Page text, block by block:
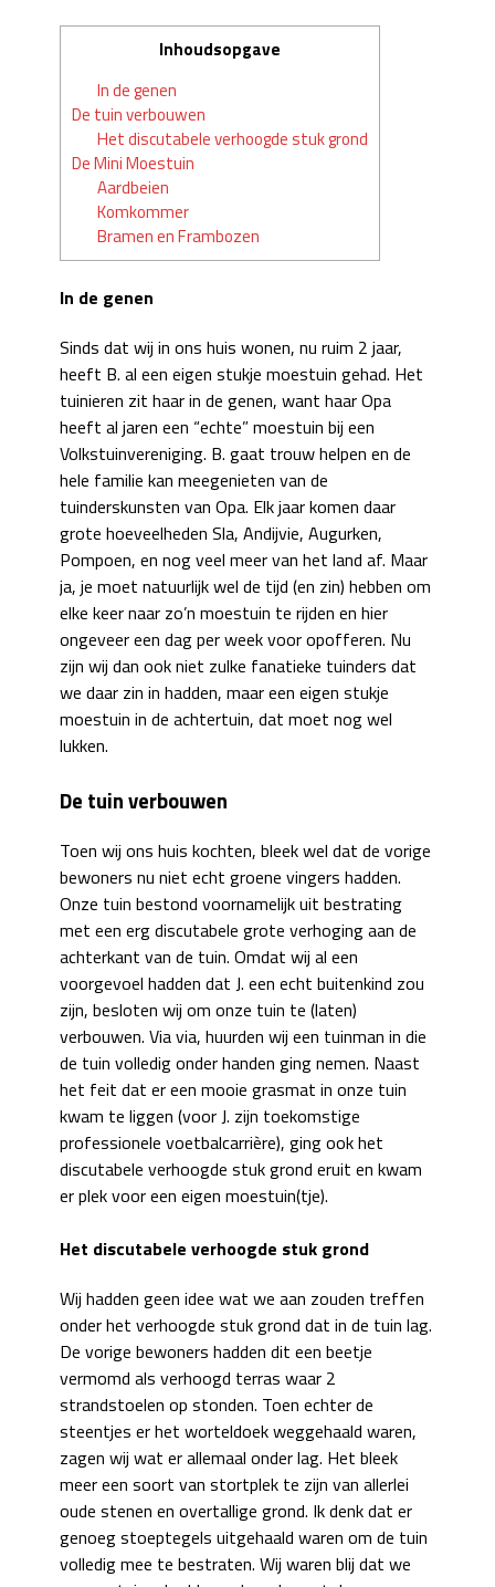
Inhoudsopgave
In de genen
De tuin verbouwen
Het discutabele verhoogde stuk grond
De Mini Moestuin
Aardbeien
Komkommer
Bramen en Frambozen
In de genen
Sinds dat wij in ons huis wonen, nu ruim 2 jaar,
heeft B. al een eigen stukje moestuin gehad. Het
tuinieren zit haar in de genen, want haar Opa
heeft al jaren een “echte” moestuin bij een
Volkstuinvereniging. B. gaat trouw helpen en de
hele familie kan meegenieten van de
tuinderskunsten van Opa. Elk jaar komen daar
grote hoeveelheden Sla, Andijvie, Augurken,
Pompoen, en nog veel meer van het land af. Maar
ja, je moet natuurlijk wel de tijd (en zin) hebben om
elke keer naar zo’n moestuin te rijden en hier
ongeveer een dag per week voor opofferen. Nu
zijn wij dan ook niet zulke fanatieke tuinders dat
we daar zin in hadden, maar een eigen stukje
moestuin in de achtertuin, dat moet nog wel
lukken.
De tuin verbouwen
Toen wij ons huis kochten, bleek wel dat de vorige
bewoners nu niet echt groene vingers hadden.
Onze tuin bestond voornamelijk uit bestrating
met een erg discutabele grote verhoging aan de
achterkant van de tuin. Omdat wij al een
voorgevoel hadden dat J. een echt buitenkind zou
zijn, besloten wij om onze tuin te (laten)
verbouwen. Via via, huurden wij een tuinman in die
de tuin volledig onder handen ging nemen. Naast
het feit dat er een mooie grasmat in onze tuin
kwam te liggen (voor J. zijn toekomstige
professionele voetbalcarrière), ging ook het
discutabele verhoogde stuk grond eruit en kwam
er plek voor een eigen moestuin(tje).
Het discutabele verhoogde stuk grond
Wij hadden geen idee wat we aan zouden treffen
onder het verhoogde stuk grond dat in de tuin lag.
De vorige bewoners hadden dit een beetje
vermomd als verhoogd terras waar 2
strandstoelen op stonden. Toen echter de
steentjes er het worteldoek weggehaald waren,
zagen wij wat er allemaal onder lag. Het bleek
meer een soort van stortplek te zijn van allerlei
oude stenen en overtallige grond. Ik denk dat er
genoeg stoeptegels uitgehaald waren om de tuin
volledig mee te bestraten. Wij waren blij dat we